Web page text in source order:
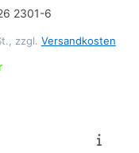
2301-6
zzgl. Versandkosten